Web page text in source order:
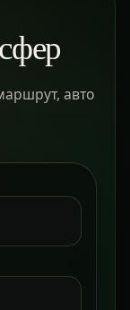
авто